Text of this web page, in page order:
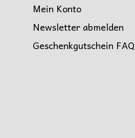
Mein Konto
Newsletter abmelden
Geschenkgutschein FAQ